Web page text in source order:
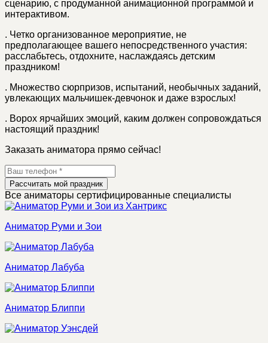
сценарию, с продуманной анимационной программой и
интерактивом.
. Четко организованное мероприятие, не
предполагающее вашего непосредственного участия:
расслабьтесь, отдохните, наслаждаясь детским
праздником!
. Множество сюрпризов, испытаний, необычных заданий,
увлекающих мальчишек-девчонок и даже взрослых!
. Ворох ярчайших эмоций, каким должен сопровождаться
настоящий праздник!
Заказать аниматора прямо сейчас!
Рассчитать мой праздник
Все аниматоры сертифицированные специалисты
Аниматор Руми и Зои
Аниматор Лабуба
Аниматор Блиппи